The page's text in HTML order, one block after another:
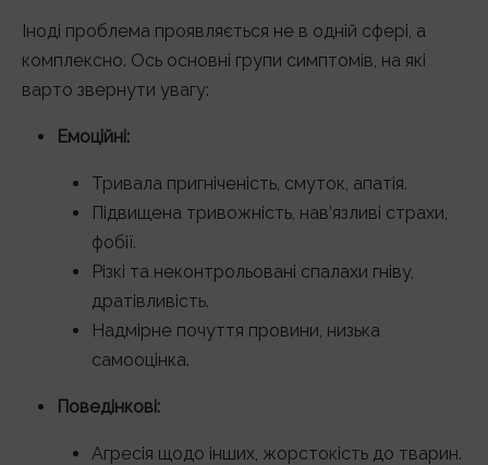
Іноді проблема проявляється не в одній сфері, а
комплексно. Ось основні групи симптомів, на які
варто звернути увагу:
Емоційні:
Тривала пригніченість, смуток, апатія.
Підвищена тривожність, нав’язливі страхи,
фобії.
Різкі та неконтрольовані спалахи гніву,
дратівливість.
Надмірне почуття провини, низька
самооцінка.
Поведінкові:
Агресія щодо інших, жорстокість до тварин.